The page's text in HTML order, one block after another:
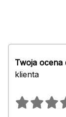
Twoja ocena
klienta